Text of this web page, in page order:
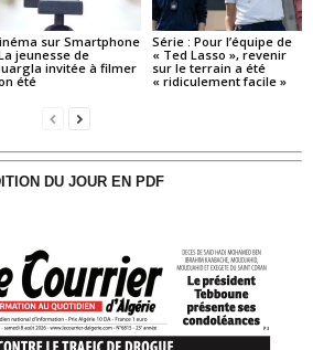
sur Smartphone
jeunesse de
invitée à filmer
été
Série : Pour l’équipe de
« Ted Lasso », revenir
sur le terrain a été
« ridiculement facile »
DU JOUR EN PDF